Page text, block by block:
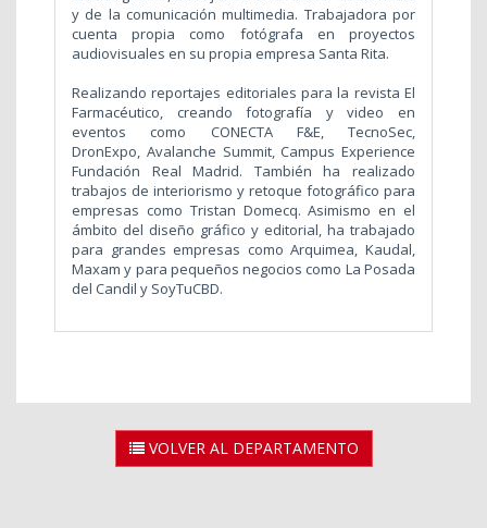
y de la comunicación multimedia. Trabajadora por
cuenta propia como fotógrafa en proyectos
audiovisuales en su propia empresa Santa Rita.
Realizando reportajes editoriales para la revista El
Farmacéutico, creando fotografía y video en
eventos como CONECTA F&E, TecnoSec,
DronExpo, Avalanche Summit, Campus Experience
Fundación Real Madrid. También ha realizado
trabajos de interiorismo y retoque fotográfico para
empresas como Tristan Domecq. Asimismo en el
ámbito del diseño gráfico y editorial, ha trabajado
para grandes empresas como Arquimea, Kaudal,
Maxam y para pequeños negocios como La Posada
del Candil y SoyTuCBD.
VOLVER AL DEPARTAMENTO